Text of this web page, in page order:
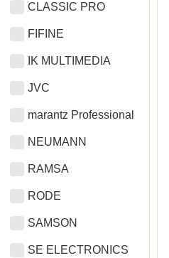
CLASSIC PRO
FIFINE
IK MULTIMEDIA
JVC
marantz Professional
NEUMANN
RAMSA
RODE
SAMSON
SE ELECTRONICS